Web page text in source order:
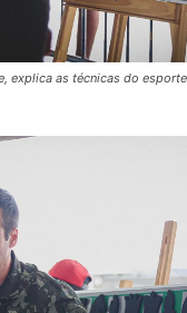
explica as técnicas do